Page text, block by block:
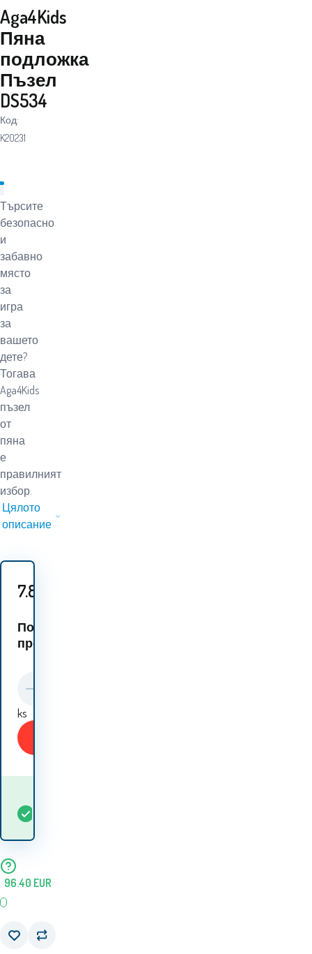
Aga4Kids
Пяна
подложка
Пъзел
DS534
Код:
K20231
Търсите
безопасно
и
забавно
място
за
игра
за
вашето
дете?
Тогава
Aga4Kids
пъзел
от
пяна
е
правилният
избор.
Цялото
описание
7.80
Подобни
продукти:
ks
96.40 EUR